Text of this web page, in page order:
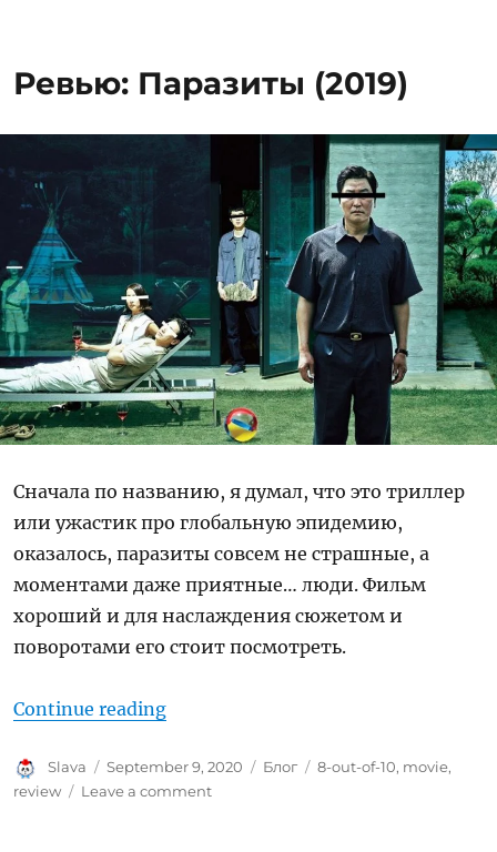
Ревью: Паразиты (2019)
Сначала по названию, я думал, что это триллер
или ужастик про глобальную эпидемию,
оказалось, паразиты совсем не страшные, а
моментами даже приятные… люди. Фильм
хороший и для наслаждения сюжетом и
поворотами его стоит посмотреть.
Continue reading“Ревью: Паразиты (2019)”
Author
Slava
Posted
on
September 9, 2020 Categories
Блог Tags
8-out-of-10, movie,
review
Leave a commenton